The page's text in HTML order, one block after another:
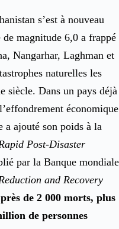
s’est à nouveau
magnitude 6,0 a frappé
Nangarhar, Laghman et
naturelles les
siècle. Dans un pays déjà
économique
a ajouté son poids à la
Post-Disaster
par la Banque mondiale
and Recovery
près de 2 000 morts, plus
de personnes